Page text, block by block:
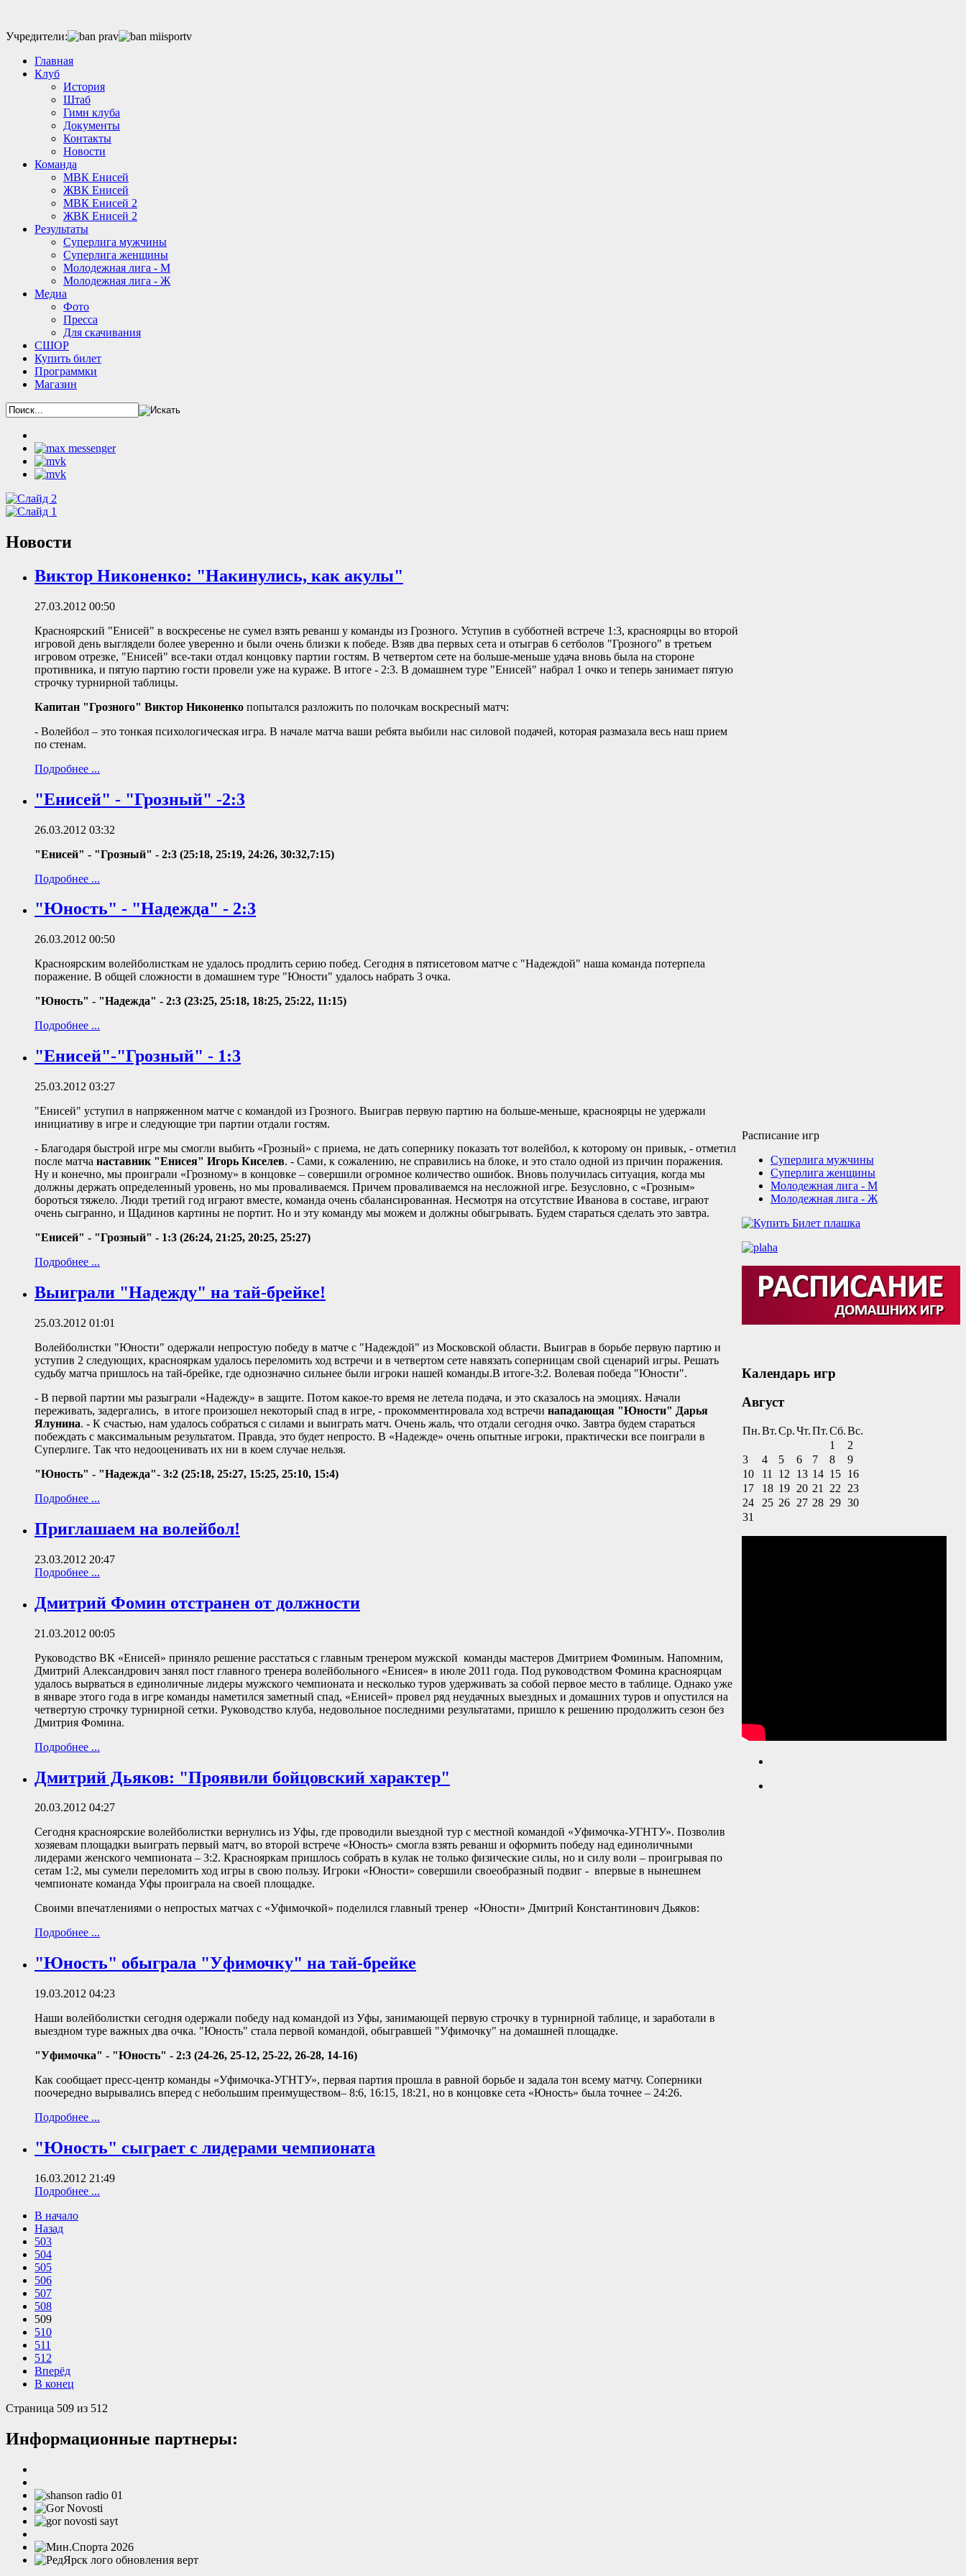
Учредители:
Главная
Клуб
История
Штаб
Гимн клуба
Документы
Контакты
Новости
Команда
МВК Енисей
ЖВК Енисей
МВК Енисей 2
ЖВК Енисей 2
Результаты
Суперлига мужчины
Суперлига женщины
Молодежная лига - М
Молодежная лига - Ж
Медиа
Фото
Пресса
Для скачивания
СШОР
Купить билет
Программки
Магазин
Новости
Виктор Никоненко: "Накинулись, как акулы"
27.03.2012 00:50
Красноярский "Енисей" в воскресенье не сумел взять реванш у команды из Грозного. Уступив в субботней встрече 1:3, красноярцы во второй
игровой день выглядели более уверенно и были очень близки к победе. Взяв два первых сета и отыграв 6 сетболов "Грозного" в третьем
игровом отрезке, "Енисей" все-таки отдал концовку партии гостям. В четвертом сете на больше-меньше удача вновь была на стороне
противника, и пятую партию гости провели уже на кураже. В итоге - 2:3. В домашнем туре "Енисей" набрал 1 очко и теперь занимает пятую
строчку турнирной таблицы.
Капитан "Грозного" Виктор Никоненко попытался разложить по полочкам воскресный матч:
- Волейбол – это тонкая психологическая игра. В начале матча ваши ребята выбили нас силовой подачей, которая размазала весь наш прием
по стенам.
Подробнее ...
"Енисей" - "Грозный" -2:3
26.03.2012 03:32
"Енисей" - "Грозный" - 2:3 (25:18, 25:19, 24:26, 30:32,7:15)
Подробнее ...
"Юность" - "Надежда" - 2:3
26.03.2012 00:50
Красноярским волейболисткам не удалось продлить серию побед. Сегодня в пятисетовом матче с "Надеждой" наша команда потерпела
поражение. В общей сложности в домашнем туре "Юности" удалось набрать 3 очка.
"Юность" - "Надежда" - 2:3 (23:25, 25:18, 18:25, 25:22, 11:15)
Подробнее ...
"Енисей"-"Грозный" - 1:3
25.03.2012 03:27
"Енисей" уступил в напряженном матче с командой из Грозного. Выиграв первую партию на больше-меньше, красноярцы не удержали
инициативу в игре и следующие три партии отдали гостям.
- Благодаря быстрой игре мы смогли выбить «Грозный» с приема, не дать сопернику показать тот волейбол, к которому он привык, - отметил
после матча наставник "Енисея" Игорь Киселев. - Сами, к сожалению, не справились на блоке, и это стало одной из причин поражения.
Ну и конечно, мы проиграли «Грозному» в концовке – совершили огромное количество ошибок. Вновь получилась ситуация, когда мы
должны держать определенный уровень, но мы проваливаемся. Причем проваливаемся на несложной игре. Безусловно, с «Грозным»
бороться тяжело. Люди третий год играют вместе, команда очень сбалансированная. Несмотря на отсутствие Иванова в составе, играют
очень сыгранно, и Щадинов картины не портит. Но и эту команду мы можем и должны обыгрывать. Будем стараться сделать это завтра.
"Енисей" - "Грозный" - 1:3 (26:24, 21:25, 20:25, 25:27)
Подробнее ...
Выиграли "Надежду" на тай-брейке!
25.03.2012 01:01
Волейболистки "Юности" одержали непростую победу в матче с "Надеждой" из Московской области. Выиграв в борьбе первую партию и
уступив 2 следующих, краснояркам удалось переломить ход встречи и в четвертом сете навязать соперницам свой сценарий игры. Решать
судьбу матча пришлось на тай-брейке, где однозначно сильнее были игроки нашей команды.В итоге-3:2. Волевая победа "Юности".
- В первой партии мы разыграли «Надежду» в защите. Потом какое-то время не летела подача, и это сказалось на эмоциях. Начали
переживать, задергались, в итоге произошел некоторый спад в игре, - прокомментировала ход встречи нападающая "Юности" Дарья
Ялунина. - К счастью, нам удалось собраться с силами и выиграть матч. Очень жаль, что отдали сегодня очко. Завтра будем стараться
побеждать с максимальным результатом. Правда, это будет непросто. В «Надежде» очень опытные игроки, практически все поиграли в
Суперлиге. Так что недооценивать их ни в коем случае нельзя.
"Юность" - "Надежда"- 3:2 (25:18, 25:27, 15:25, 25:10, 15:4)
Подробнее ...
Приглашаем на волейбол!
23.03.2012 20:47
Подробнее ...
Дмитрий Фомин отстранен от должности
21.03.2012 00:05
Руководство ВК «Енисей» приняло решение расстаться с главным тренером мужской команды мастеров Дмитрием Фоминым. Напомним,
Дмитрий Александрович занял пост главного тренера волейбольного «Енисея» в июле 2011 года. Под руководством Фомина красноярцам
удалось вырваться в единоличные лидеры мужского чемпионата и несколько туров удерживать за собой первое место в таблице. Однако уже
в январе этого года в игре команды наметился заметный спад, «Енисей» провел ряд неудачных выездных и домашних туров и опустился на
четвертую строчку турнирной сетки. Руководство клуба, недовольное последними результатами, пришло к решению продолжить сезон без
Дмитрия Фомина.
Подробнее ...
Дмитрий Дьяков: "Проявили бойцовский характер"
20.03.2012 04:27
Сегодня красноярские волейболистки вернулись из Уфы, где проводили выездной тур с местной командой «Уфимочка-УГНТУ». Позволив
хозяевам площадки выиграть первый матч, во второй встрече «Юность» смогла взять реванш и оформить победу над единоличными
лидерами женского чемпионата – 3:2. Краснояркам пришлось собрать в кулак не только физические силы, но и силу воли – проигрывая по
сетам 1:2, мы сумели переломить ход игры в свою пользу. Игроки «Юности» совершили своеобразный подвиг - впервые в нынешнем
чемпионате команда Уфы проиграла на своей площадке.
Своими впечатлениями о непростых матчах с «Уфимочкой» поделился главный тренер «Юности» Дмитрий Константинович Дьяков:
Подробнее ...
"Юность" обыграла "Уфимочку" на тай-брейке
19.03.2012 04:23
Наши волейболистки сегодня одержали победу над командой из Уфы, занимающей первую строчку в турнирной таблице, и заработали в
выездном туре важных два очка. "Юность" стала первой командой, обыгравшей "Уфимочку" на домашней площадке.
"Уфимочка" - "Юность" - 2:3 (24-26, 25-12, 25-22, 26-28, 14-16)
Как сообщает пресс-центр команды «Уфимочка-УГНТУ», первая партия прошла в равной борьбе и задала тон всему матчу. Соперники
поочередно вырывались вперед с небольшим преимуществом– 8:6, 16:15, 18:21, но в концовке сета «Юность» была точнее – 24:26.
Подробнее ...
"Юность" сыграет с лидерами чемпионата
16.03.2012 21:49
Подробнее ...
В начало
Назад
503
504
505
506
507
508
509
510
511
512
Вперёд
В конец
Страница 509 из 512
Расписание игр
Суперлига мужчины
Суперлига женщины
Молодежная лига - М
Молодежная лига - Ж
Календарь игр
Август
Пн.Вт.Ср.Чт.Пт.Сб.Вс.
1
2
3
4 5 6 7 8
9
10
11 12 13 14 15 16
17
18 19 20 21 22
23
24
25 26 27 28 29 30
31
Информационные партнеры: